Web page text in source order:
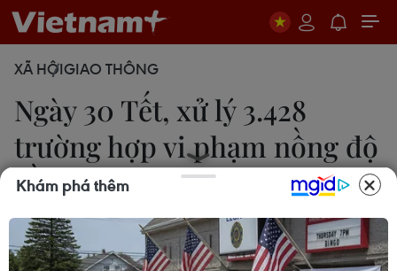
XÃ HỘIGIAO THÔNG
Ngày 30 Tết, xử lý 3.428
trường hợp vi phạm nồng độ
cồn
Chu Thanh Vân
09/02/2024 10:31
Khám phá thêm